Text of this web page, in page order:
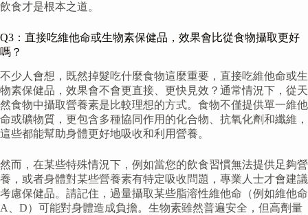
飲食才是根本之道。
Q3：直接吃維他命或生物素保健品，效果會比從食物攝取更好
嗎？
不少人會想，既然掉髮吃什麼食物這麼重要，直接吃維他命或生
物素保健品，效果會不會更直接、更快見效？通常情況下，從天
然食物中攝取營養素是比較理想的方式。食物不僅提供單一維他
命或礦物質，更包含多種協同作用的化合物、抗氧化劑和纖維，
這些都能幫助身體更好地吸收和利用營養。
然而，在某些特殊情況下，例如當您的飲食習慣無法提供足夠營
養，或者身體對某些營養素有特定吸收問題，專業人士才會建議
考慮保健品。請記住，過量攝取某些脂溶性維他命（例如維他命
A、D）可能對身體造成負擔。生物素雖然普遍安全，但高劑量